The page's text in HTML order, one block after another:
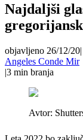
Najdaljši
objavljeno 26/12/20|
Angeles Conde Mir
|3 min branja
Avtor: